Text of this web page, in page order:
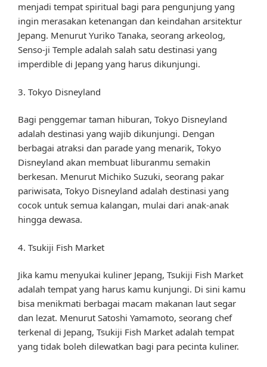
menjadi tempat spiritual bagi para pengunjung yang
ingin merasakan ketenangan dan keindahan arsitektur
Jepang. Menurut Yuriko Tanaka, seorang arkeolog,
Senso-ji Temple adalah salah satu destinasi yang
imperdible di Jepang yang harus dikunjungi.
3. Tokyo Disneyland
Bagi penggemar taman hiburan, Tokyo Disneyland
adalah destinasi yang wajib dikunjungi. Dengan
berbagai atraksi dan parade yang menarik, Tokyo
Disneyland akan membuat liburanmu semakin
berkesan. Menurut Michiko Suzuki, seorang pakar
pariwisata, Tokyo Disneyland adalah destinasi yang
cocok untuk semua kalangan, mulai dari anak-anak
hingga dewasa.
4. Tsukiji Fish Market
Jika kamu menyukai kuliner Jepang, Tsukiji Fish Market
adalah tempat yang harus kamu kunjungi. Di sini kamu
bisa menikmati berbagai macam makanan laut segar
dan lezat. Menurut Satoshi Yamamoto, seorang chef
terkenal di Jepang, Tsukiji Fish Market adalah tempat
yang tidak boleh dilewatkan bagi para pecinta kuliner.